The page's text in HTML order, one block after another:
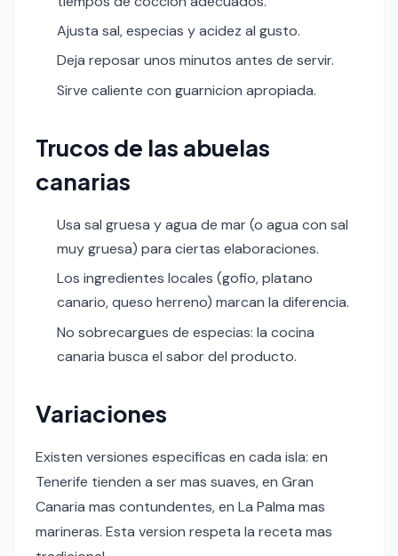
Ajusta sal, especias y acidez al gusto.
Deja reposar unos minutos antes de servir.
Sirve caliente con guarnicion apropiada.
Trucos de las abuelas
canarias
Usa sal gruesa y agua de mar (o agua con sal
muy gruesa) para ciertas elaboraciones.
Los ingredientes locales (gofio, platano
canario, queso herreno) marcan la diferencia.
No sobrecargues de especias: la cocina
canaria busca el sabor del producto.
Variaciones
Existen versiones especificas en cada isla: en
Tenerife tienden a ser mas suaves, en Gran
Canaria mas contundentes, en La Palma mas
marineras. Esta version respeta la receta mas